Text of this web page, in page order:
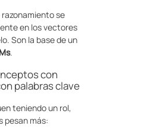
se
en los vectores
Son la base de un
.
con
palabras clave
teniendo un rol,
pesan más: